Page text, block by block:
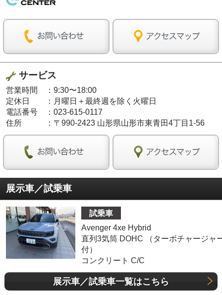
サービス
営業時間 ： 9:30〜18:00
定休日
： 月曜日＋最終週を除く火曜日
電話番号
： 023-615-0117
住所
： 〒990-2423 山形県山形市東青田4丁目1-56
展示車／試乗車
試乗車
Avenger 4xe Hybrid
直列3気筒 DOHC （ターボチャージャ
付）
コンクリート C/C
展示車／試乗車一覧はこちら